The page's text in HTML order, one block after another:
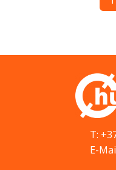
T:
E-